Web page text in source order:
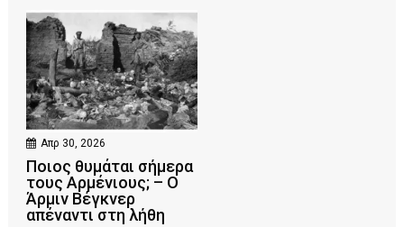
Απρ 30, 2026
Ποιος θυμάται σήμερα
τους Αρμένιους; – Ο
Άρμιν Βέγκνερ
απέναντι στη λήθη